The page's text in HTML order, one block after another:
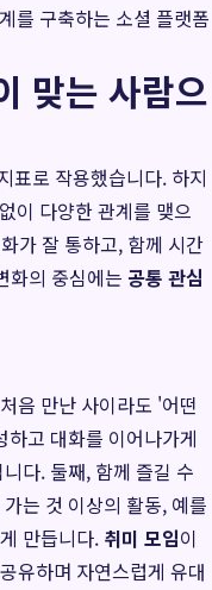
를 구축하는 소셜 플랫폼
맞는 사람으
표로 작용했습니다. 하지
이 다양한 관계를 맺으
가 잘 통하고, 함께 시간
화의 중심에는 공통 관심
음 만난 사이라도 '어떤
고 대화를 이어나가게
다. 둘째, 함께 즐길 수
는 것 이상의 활동, 예를
만듭니다. 취미 모임이
유하며 자연스럽게 유대